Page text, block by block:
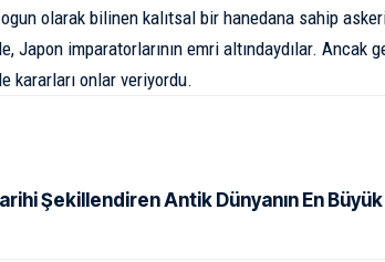
olarak bilinen kalıtsal bir hanedana sahip
Japon imparatorlarının emri altındaydılar. Ancak
kararları onlar veriyordu.
Şekillendiren Antik Dünyanın En